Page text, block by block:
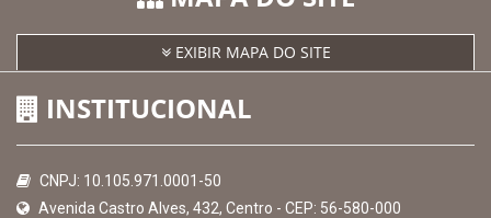
EXIBIR MAPA DO SITE
INSTITUCIONAL
CNPJ: 10.105.971.0001-50
Avenida Castro Alves, 432, Centro - CEP: 56-580-000